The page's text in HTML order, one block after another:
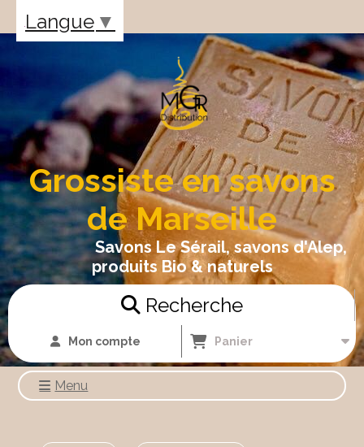
Grossiste en savons
de Marseille
Savons Le Sérail, savons d'Alep,
produits Bio & naturels
Recherche
Mon compte Panier
Menu
Langue ▼